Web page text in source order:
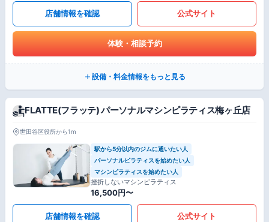
店舗情報を確認 公式サイト
体験・相談予約
設備・料金情報をもっと見る
FLATTE(フラッテ) パーソナルマシンピラティス梅ヶ丘店
世田谷区役所から1m
駅から5分以内のジムに通いたい人
パーソナルピラティスを始めたい人
マシンピラティスを始めたい人
挫折しないマシンピラティス
16,500円〜
店舗情報を確認 公式サイト